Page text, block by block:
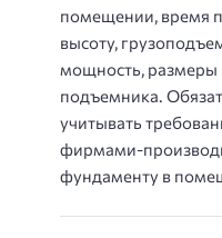
помещении, время
высоту,
мощность,
подъемника.
учитывать
фирмами-
фундаменту в